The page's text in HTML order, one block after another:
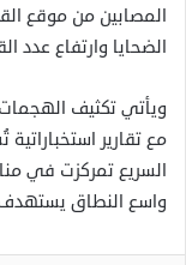
المصابين من موقع
الضحايا وارتفاع عدد
ويأتي تكثيف
مع تقارير
السريع تمركزت في
واسع النطاق يستهدف